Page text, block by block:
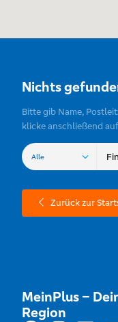
Nichts
Bitte gib Name,
klicke anschließend
Zurück zur
MeinPlus –
Region